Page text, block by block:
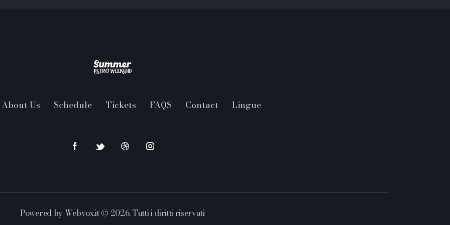
About Us Schedule Tickets FAQS Contact Lingue
Powered by Webvox.it© 2026. Tutti i diritti riservati